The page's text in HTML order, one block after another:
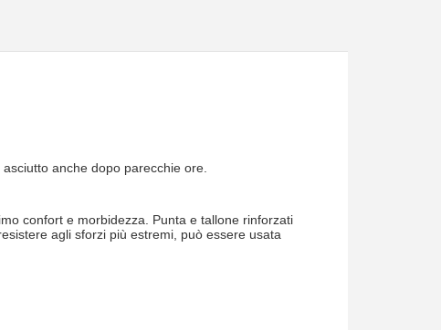
anche dopo parecchie ore.
confort e morbidezza. Punta e tallone rinforzati
agli sforzi più estremi, può essere usata